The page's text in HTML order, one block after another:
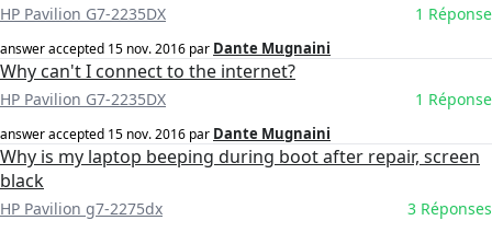
HP Pavilion G7-2235DX 1 Réponse
answer accepted 15 nov. 2016 par Dante Mugnaini
Why can't I connect to the internet?
HP Pavilion G7-2235DX 1 Réponse
answer accepted 15 nov. 2016 par Dante Mugnaini
Why is my laptop beeping during boot after repair, screen
black
HP Pavilion g7-2275dx 3 Réponses